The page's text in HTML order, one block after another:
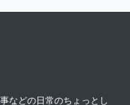
などの日常のちょっとし